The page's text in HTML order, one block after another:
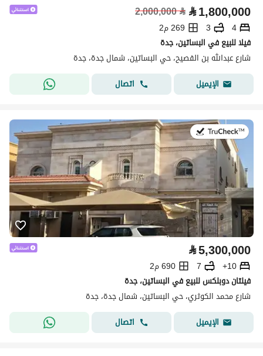
⃁1,800,000
⃁
2,000,000
4
3
269 م2
فيلا للبيع في البساتين، جدة
شارع عبدالله بن الفصيح، حي البساتين، شمال جدة، جدة
الإيميل
اتصال
في:27 يوليو 2026
⃁5,300,000
10+
7
690 م2
فيلتان دوبلكس للبيع في البساتين، جدة
شارع محمد الكوثري، حي البساتين، شمال جدة، جدة
الإيميل
اتصال